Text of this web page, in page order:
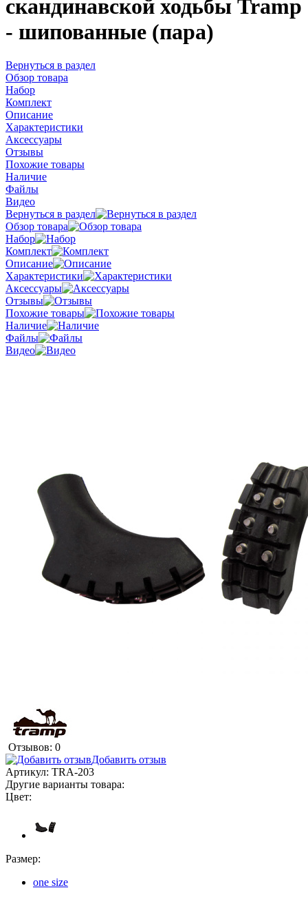
скандинавской ходьбы Tramp
- шипованные (пара)
Вернуться в раздел
Обзор товара
Набор
Комплект
Описание
Характеристики
Аксессуары
Отзывы
Похожие товары
Наличие
Файлы
Видео
Вернуться в раздел
Обзор товара
Набор
Комплект
Описание
Характеристики
Аксессуары
Отзывы
Похожие товары
Наличие
Файлы
Видео
Отзывов: 0
Добавить отзыв
Артикул: TRA-203
Другие варианты товара:
Цвет:
Размер:
one size